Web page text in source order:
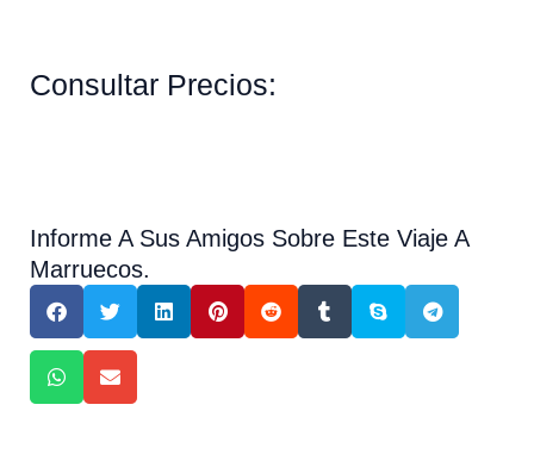
Consultar Precios:
Informe A Sus Amigos Sobre Este Viaje A
Marruecos.